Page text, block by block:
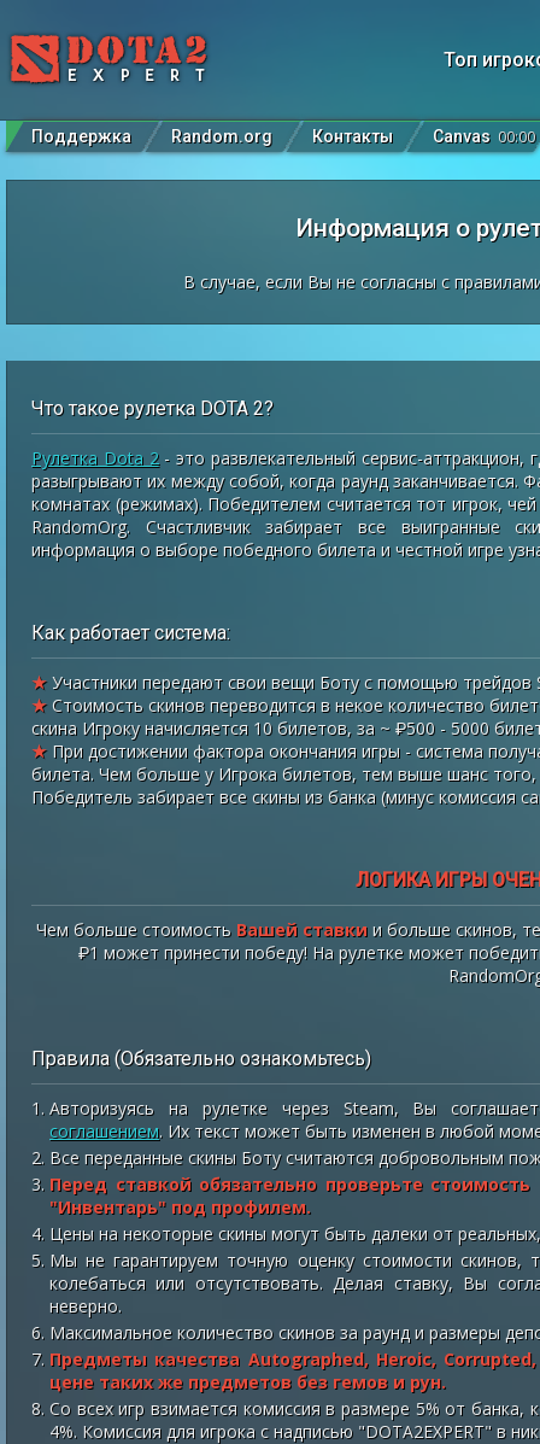
Топ
Поддержка Random.org Контакты Canvas 00:00
Информация о
В случае, если Вы не согласны с
Что такое рулетка DOTA 2?
Рулетка Dota 2- это развлекательный сервис-аттракцион,
разыгрывают их между собой, когда раунд заканчивается.
комнатах (режимах). Победителем считается тот игрок,
RandomOrg. Счастливчик забирает все выигранные
информация о выборе победного билета и честной игре
Как работает система:
★Участники передают свои вещи Боту с помощью трейдов
★Стоимость скинов переводится в некое количество
скина Игроку начисляется 10 билетов, за ~ ₽500 - 5000
★При достижении фактора окончания игры - система
билета. Чем больше у Игрока билетов, тем выше шанс
Победитель забирает все скины из банка (минус комиссия
ЛОГИКА ИГРЫ
Чем больше стоимость Вашей ставкии больше скинов,
₽1 может принести победу! На рулетке может
Правила (Обязательно ознакомьтесь)
Авторизуясь на рулетке через Steam, Вы
соглашением. Их текст может быть изменен в любой
Все переданные скины Боту считаются добровольным
Перед ставкой обязательно проверьте
"Инвентарь" под профилем.
Цены на некоторые скины могут быть далеки от
Мы не гарантируем точную оценку стоимости скинов,
колебаться или отсутствовать. Делая ставку, Вы
неверно.
Максимальное количество скинов за раунд и размеры
Предметы качества Autographed, Heroic,
цене таких же предметов без гемов и рун.
Со всех игр взимается комиссия в размере 5% от банка,
4%. Комиссия для игрока с надписью "DOTA2EXPERT" в